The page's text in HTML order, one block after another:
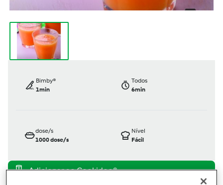
Bimby®
1min
Todos
6min
dose/s
1000dose/s
Nível
Fácil